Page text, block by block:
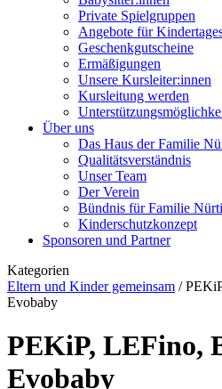
Private Spielgruppen
Angebote für
Geschenkgutscheine
Ermäßigungen
Unsere Kursleiter:innen
Kursleitung werden
Über uns
Das Haus der Familie
Qualitätsverständnis
Unser Team
Der Verein
Bündnis für Familie
Kinderschutzkonzept
Sponsoren und Partner
Kategorien
Eltern und Kinder gemeinsam /
Evobaby
PEKiP, LEFino,
Evobaby